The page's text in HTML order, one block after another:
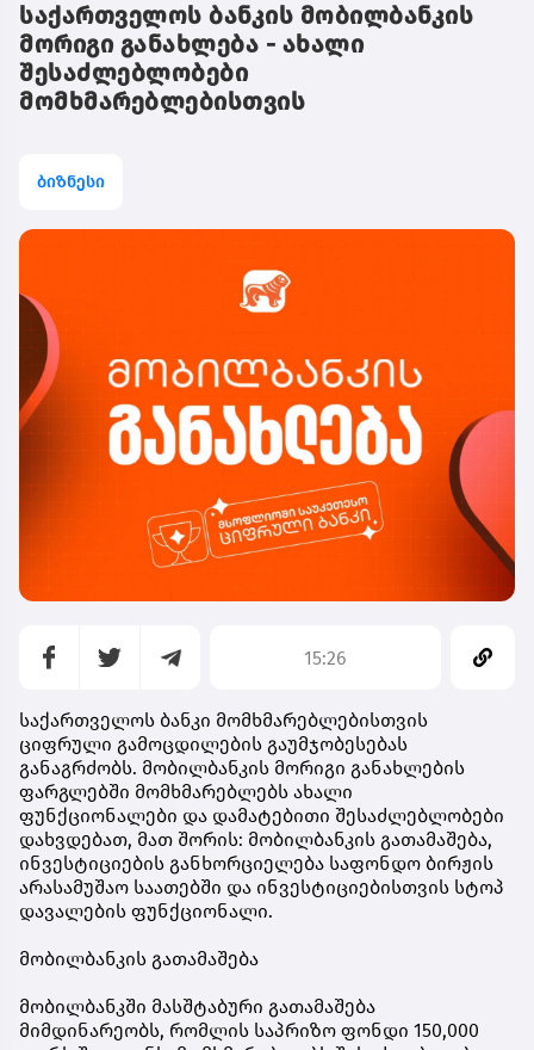
საქართველოს ბანკის მობილბანკის
მორიგი განახლება - ახალი
შესაძლებლობები
მომხმარებლებისთვის
ბიზნესი
15:26
საქართველოს ბანკი მომხმარებლებისთვის
ციფრული გამოცდილების გაუმჯობესებას
განაგრძობს. მობილბანკის მორიგი განახლების
ფარგლებში მომხმარებლებს ახალი
ფუნქციონალები და დამატებითი შესაძლებლობები
დახვდებათ, მათ შორის: მობილბანკის გათამაშება,
ინვესტიციების განხორციელება საფონდო ბირჟის
არასამუშაო საათებში და ინვესტიციებისთვის სტოპ
დავალების ფუნქციონალი.
მობილბანკის გათამაშება
მობილბანკში მასშტაბური გათამაშება
მიმდინარეობს, რომლის საპრიზო ფონდი 150,000